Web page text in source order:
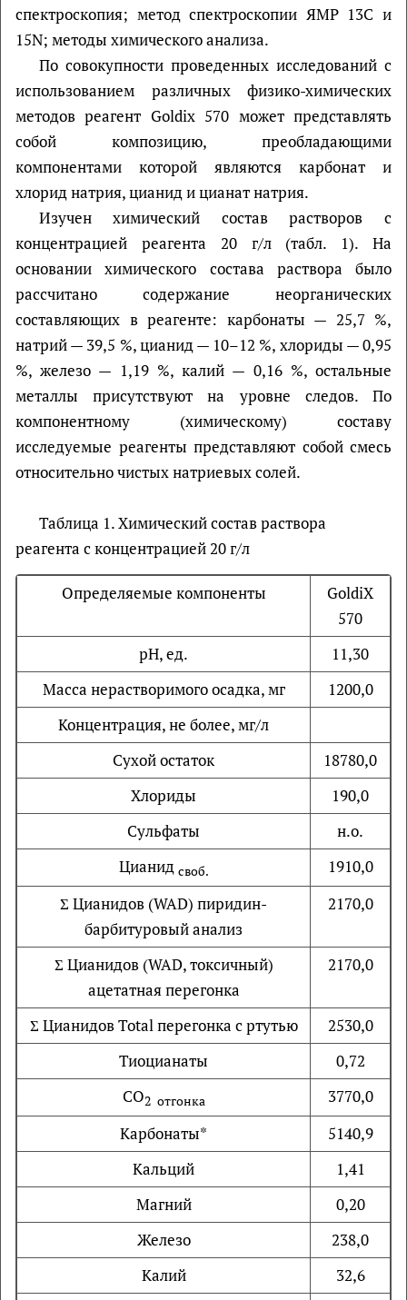
спектроскопия; метод спектроскопии ЯМР 13С и
15N; методы химического анализа.
По совокупности проведенных исследований с
использованием различных физико-химических
методов реагент Goldix 570 может представлять
собой композицию, преобладающими
компонентами которой являются карбонат и
хлорид натрия, цианид и цианат натрия.
Изучен химический состав растворов с
концентрацией реагента 20 г/л (табл. 1). На
основании химического состава раствора было
рассчитано содержание неорганических
составляющих в реагенте: карбонаты — 25,7 %,
натрий — 39,5 %, цианид — 10–12 %, хлориды — 0,95
%, железо — 1,19 %, калий — 0,16 %, остальные
металлы присутствуют на уровне следов. По
компонентному (химическому) составу
исследуемые реагенты представляют собой смесь
относительно чистых натриевых солей.
Таблица 1. Химический состав раствора
реагента с концентрацией 20 г/л
Определяемые компоненты
GoldiХ
570
рН, ед.
11,30
Масса нерастворимого осадка, мг
1200,0
Концентрация, не более, мг/л
Сухой остаток
18780,0
Хлориды
190,0
Сульфаты
н.о.
Цианид своб.
1910,0
Σ Цианидов (WAD) пиридин-
барбитуровый анализ
2170,0
Σ Цианидов (WAD, токсичный)
ацетатная перегонка
2170,0
Σ Цианидов Total перегонка с ртутью
2530,0
Тиоцианаты
0,72
CO2 отгонка
3770,0
Карбонаты*
5140,9
Кальций
1,41
Магний
0,20
Железо
238,0
Калий
32,6